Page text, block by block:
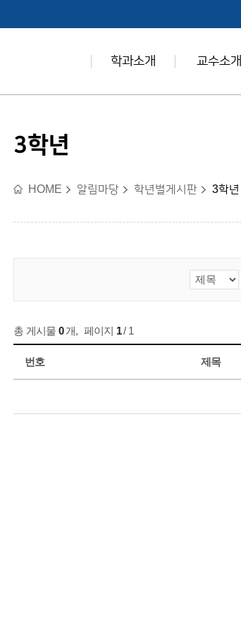
학과소개 교수소개
3학년
HOME 알림마당 학년별게시판 3학년
총 게시물 0개, 페이지 1/ 1
번호 제목